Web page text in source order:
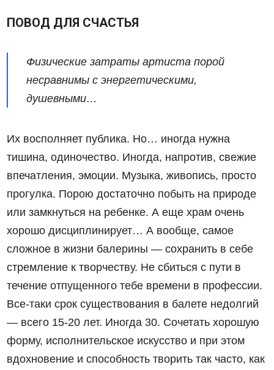
ПОВОД ДЛЯ СЧАСТЬЯ
Физические затраты артиста порой
несравнимы с энергетическими,
душевными…
Их восполняет публика. Но… иногда нужна
тишина, одиночество. Иногда, напротив, свежие
впечатления, эмоции. Музыка, живопись, просто
прогулка. Порою достаточно побыть на природе
или замкнуться на ребенке. А еще храм очень
хорошо дисциплинирует… А вообще, самое
сложное в жизни балерины — сохранить в себе
стремление к творчеству. Не сбиться с пути в
течение отпущенного тебе времени в профессии.
Все-таки срок существования в балете недолгий
— всего 15-20 лет. Иногда 30. Сочетать хорошую
форму, исполнительское искусство и при этом
вдохновение и способность творить так часто, как